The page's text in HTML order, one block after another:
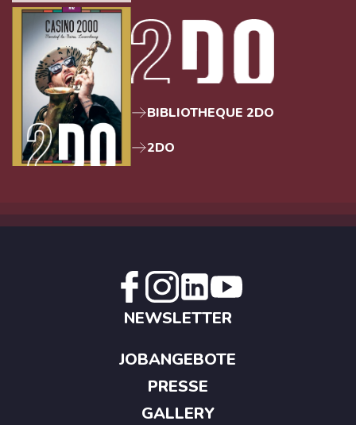
BIBLIOTHEQUE 2DO
2DO
NEWSLETTER
JOBANGEBOTE
PRESSE
GALLERY